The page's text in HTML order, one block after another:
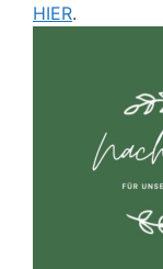
HIER.